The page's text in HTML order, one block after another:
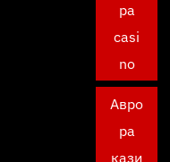
ра
casi
no
Авро
ра
кази